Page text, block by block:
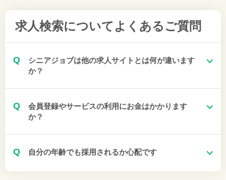
求人検索について よくあるご質問
Q
シニアジョブは他の求人サイトとは何が違います
か？
Q
会員登録やサービスの利用にお金はかかります
か？
Q 自分の年齢でも採用されるか心配です